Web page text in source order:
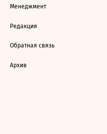
Менеджмент
Редакция
Обратная связь
Архив